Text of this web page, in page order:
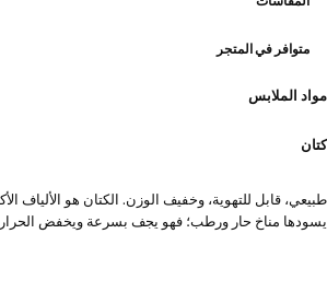
متوافر في المتجر
مواد الملابس
كتان
طبيعي، قابل للتهوية، وخفيف الوزن. الكتان هو الألياف
يسودها مناخ حار ورطب؛ فهو يجف بسرعة ويخفض